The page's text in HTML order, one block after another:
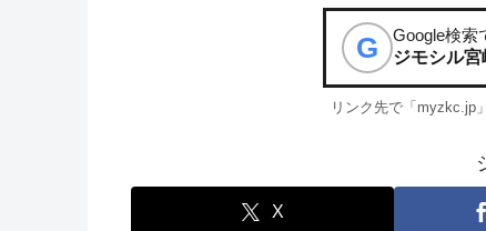
G
Google検索
ジモシル宮
リンク先で「myzkc.jp
X